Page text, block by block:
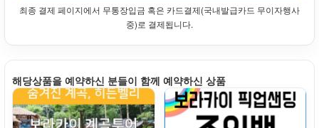
최종 결제 페이지에서 무통장입금 혹은 카드결제(국내발급카드 무이자행사
중)로 결제됩니다.
해당상품을 예약하신 분들이 함께 예약하신 상품